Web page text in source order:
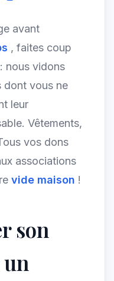
avant
, faites coup
nous vidons
dont vous ne
leur
Vêtements,
vos dons
associations
vide maison !
son